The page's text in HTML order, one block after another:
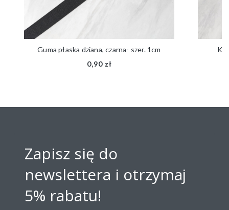
Guma płaska dziana, czarna- szer. 1cm
0,90 zł
Zapisz się do
newslettera i otrzymaj
5% rabatu!